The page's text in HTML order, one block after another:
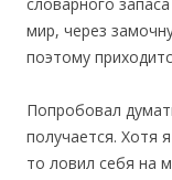
мир, через
поэтому
Попробовал
получается.
то ловил себя на